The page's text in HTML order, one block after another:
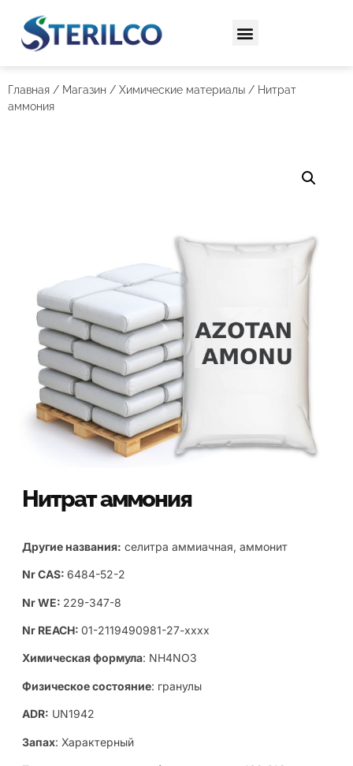
Главная / Магазин / Химические материалы / Нитрат
аммония
Нитрат аммония
Другие названия: селитра аммиачная, аммонит
Nr CAS: 6484-52-2
Nr WE: 229-347-8
Nr REACH: 01-2119490981-27-xxxx
Химическая формула: NH4NO3
Физическое состояние: гранулы
ADR: UN1942
Запах: Характерный